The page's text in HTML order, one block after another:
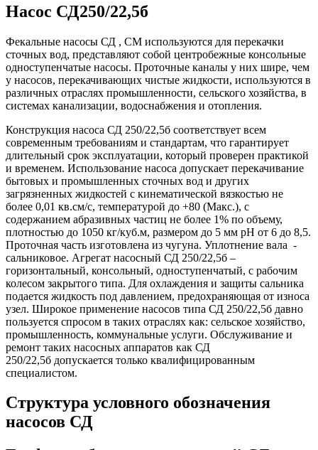
Насос СД250/22,5б
Фекальные насосы СД , СМ используются для перекачки
сточных вод, представляют собой центробежные консольные
одноступенчатые насосы. Проточные каналы у них шире, чем
у насосов, перекачивающих чистые жидкости, используются в
различных отраслях промышленности, сельского хозяйства, в
системах канализации, водоснабжения и отопления.
Конструкция насоса СД 250/22,5б соответствует всем
современным требованиям и стандартам, что гарантирует
длительный срок эксплуатации, который проверен практикой
и временем. Использование насоса допускает перекачивание
бытовых и промышленных сточных вод и других
загрязненных жидкостей с кинематической вязкостью не
более 0,01 кв.см/с, температурой до +80 (Макс.), с
содержанием абразивных частиц не более 1% по объему,
плотностью до 1050 кг/куб.м, размером до 5 мм рН от 6 до 8,5.
Проточная часть изготовлена из чугуна. Уплотнение вала -
сальниковое. Агрегат насосный СД 250/22,5б –
горизонтальный, консольный, одноступенчатый, с рабочим
колесом закрытого типа. Для охлаждения и защиты сальника
подается жидкость под давлением, предохраняющая от износа
узел. Широкое применение насосов типа СД 250/22,5б давно
пользуется спросом в таких отраслях как: сельское хозяйство,
промышленность, коммунальные услуги. Обслуживание и
ремонт таких насосных аппаратов как СД
250/22,5б допускается только квалифицированным
специалистом.
Структура условного обозначения
насосов СД